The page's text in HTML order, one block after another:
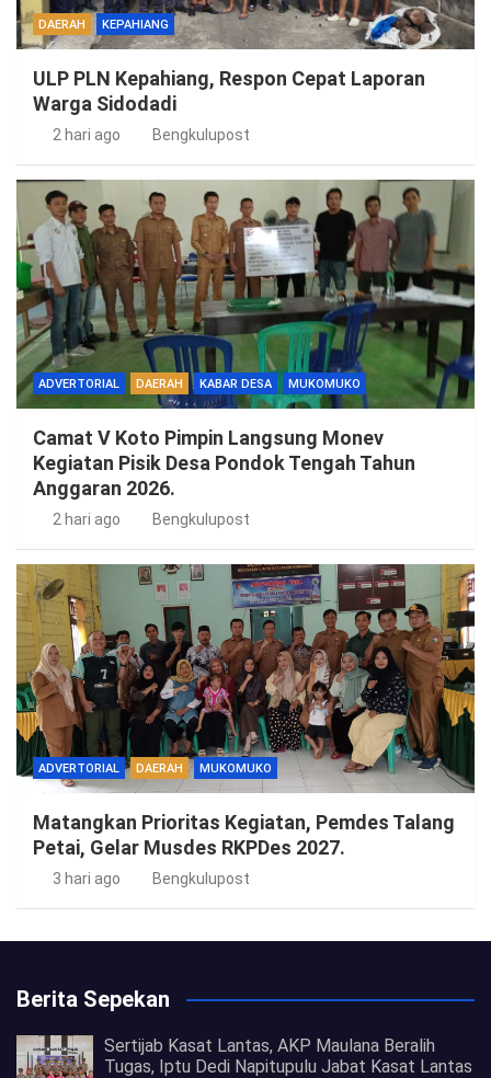
DAERAH KEPAHIANG
ULP PLN Kepahiang, Respon Cepat Laporan
Warga Sidodadi
2 hari ago Bengkulupost
ADVERTORIAL DAERAH KABAR DESA MUKOMUKO
Camat V Koto Pimpin Langsung Monev
Kegiatan Pisik Desa Pondok Tengah Tahun
Anggaran 2026.
2 hari ago Bengkulupost
ADVERTORIAL DAERAH MUKOMUKO
Matangkan Prioritas Kegiatan, Pemdes Talang
Petai, Gelar Musdes RKPDes 2027.
3 hari ago Bengkulupost
Berita Sepekan
Sertijab Kasat Lantas, AKP Maulana Beralih
Tugas, Iptu Dedi Napitupulu Jabat Kasat Lantas